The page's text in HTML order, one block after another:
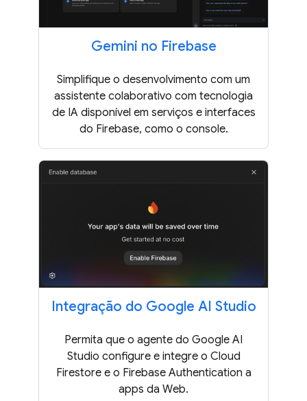
Gemini no Firebase
Simplifique o desenvolvimento com um
assistente colaborativo com tecnologia
de IA disponível em serviços e interfaces
do Firebase, como o console.
Integração do Google AI Studio
Permita que o agente do Google AI
Studio configure e integre o Cloud
Firestore e o Firebase Authentication a
apps da Web.